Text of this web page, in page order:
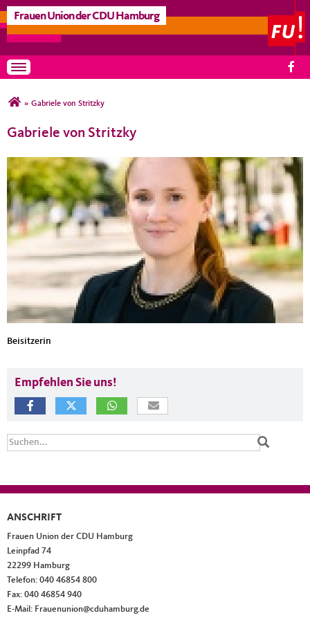
Frauen Union der CDU Hamburg
Toggle navigation
Sie sind hier
» Gabriele von Stritzky
Gabriele von Stritzky
Beisitzerin
Empfehlen Sie uns!
Suchformular
Suche
Fußbereich
ANSCHRIFT
Frauen Union der CDU Hamburg
Leinpfad 74
22299 Hamburg
Telefon: 040 46854 800
Fax: 040 46854 940
E-Mail: Frauenunion@cduhamburg.de